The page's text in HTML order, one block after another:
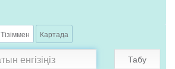
Тізіммен Картада
Табу